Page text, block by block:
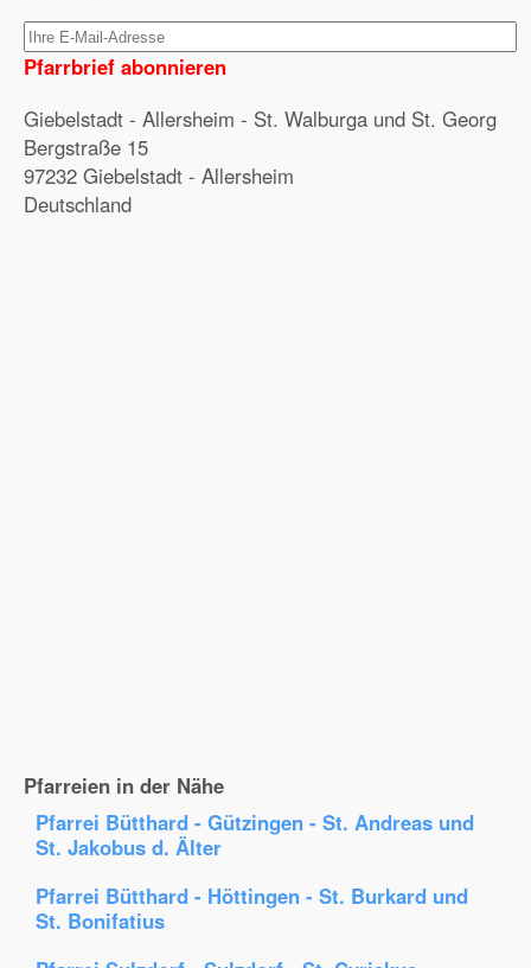
Pfarrbrief abonnieren
Giebelstadt - Allersheim - St. Walburga und St. Georg
Bergstraße 15
97232 Giebelstadt - Allersheim
Deutschland
Pfarreien in der Nähe
Pfarrei Bütthard - Gützingen - St. Andreas und
St. Jakobus d. Älter
Pfarrei Bütthard - Höttingen - St. Burkard und
St. Bonifatius